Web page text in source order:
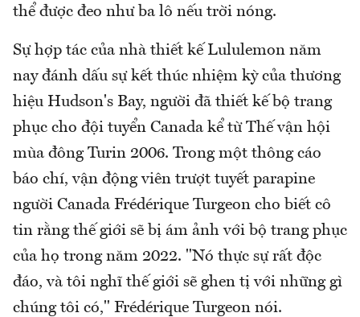
thể được đeo như ba lô nếu trời nóng.
Sự hợp tác của nhà thiết kế Lululemon năm
nay đánh dấu sự kết thúc nhiệm kỳ của thương
hiệu Hudson's Bay, người đã thiết kế bộ trang
phục cho đội tuyển Canada kể từ Thế vận hội
mùa đông Turin 2006. Trong một thông cáo
báo chí, vận động viên trượt tuyết parapine
người Canada Frédérique Turgeon cho biết cô
tin rằng thế giới sẽ bị ám ảnh với bộ trang phục
của họ trong năm 2022. "Nó thực sự rất độc
đáo, và tôi nghĩ thế giới sẽ ghen tị với những gì
chúng tôi có," Frédérique Turgeon nói.